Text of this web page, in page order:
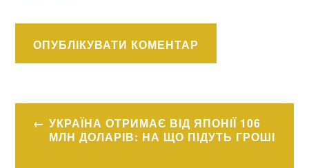
Навігація
записів
УКРАЇНА ОТРИМАЄ ВІД ЯПОНІЇ 106
МЛН ДОЛАРІВ: НА ЩО ПІДУТЬ ГРОШІ